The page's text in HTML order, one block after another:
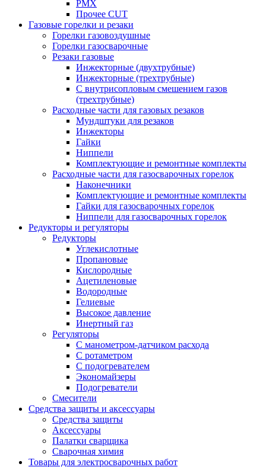
PMX
Прочее CUT
Газовые горелки и резаки
Горелки газовоздушные
Горелки газосварочные
Резаки газовые
Инжекторные (двухтрубные)
Инжекторные (трехтрубные)
С внутрисопловым смешением газов
(трехтрубные)
Расходные части для газовых резаков
Мундштуки для резаков
Инжекторы
Гайки
Ниппели
Комплектующие и ремонтные комплекты
Расходные части для газосварочных горелок
Наконечники
Комплектующие и ремонтные комплекты
Гайки для газосварочных горелок
Ниппели для газосварочных горелок
Редукторы и регуляторы
Редукторы
Углекислотные
Пропановые
Кислородные
Ацетиленовые
Водородные
Гелиевые
Высокое давление
Инертный газ
Регуляторы
С манометром-датчиком расхода
С ротаметром
С подогревателем
Экономайзеры
Подогреватели
Смесители
Средства защиты и аксессуары
Средства защиты
Аксессуары
Палатки сварщика
Сварочная химия
Товары для электросварочных работ